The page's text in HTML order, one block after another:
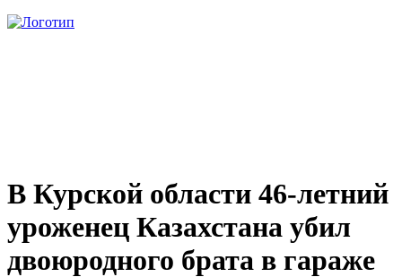
В Курской области 46-летний
уроженец Казахстана убил
двоюродного брата в гараже